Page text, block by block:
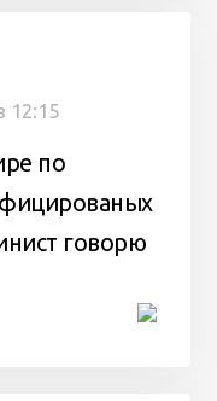
12:15
по
говорю